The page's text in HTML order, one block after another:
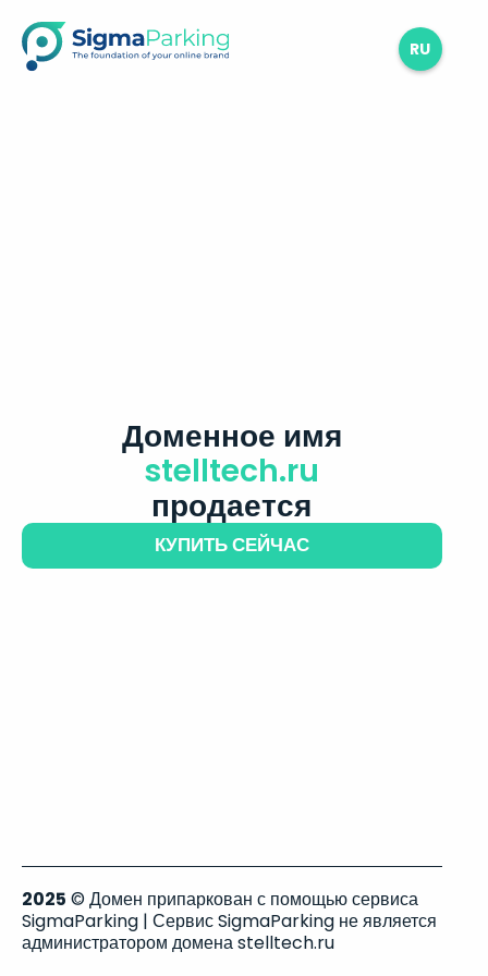
RU
Доменное имя
stelltech.ru
продается
КУПИТЬ СЕЙЧАС
2025 © Домен припаркован с помощью сервиса
SigmaParking | Сервис SigmaParking не является
администратором домена stelltech.ru